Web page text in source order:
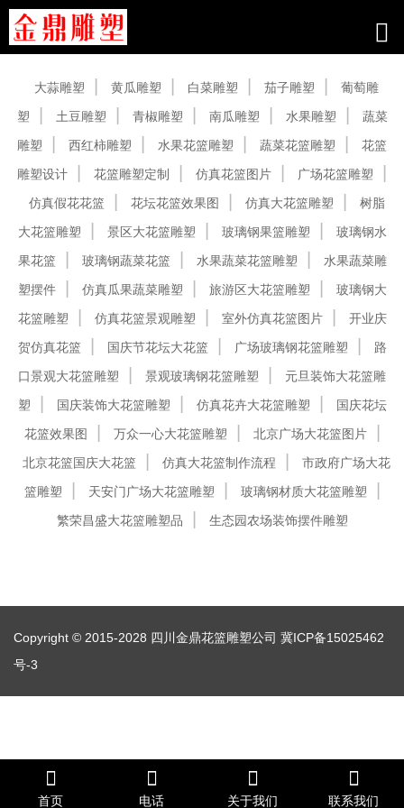
大蒜雕塑 黄瓜雕塑 白菜雕塑 茄子雕塑
葡萄雕
塑
土豆雕塑 青椒雕塑 南瓜雕塑 水果雕塑
蔬菜
雕塑
西红柿雕塑 水果花篮雕塑 蔬菜花篮雕塑
花篮
雕塑设计
花篮雕塑定制 仿真花篮图片
广场花篮雕塑
仿真假花花篮
花坛花篮效果图 仿真大花篮雕塑
树脂
大花篮雕塑
景区大花篮雕塑 玻璃钢果篮雕塑
玻璃钢水
果花篮
玻璃钢蔬菜花篮 水果蔬菜花篮雕塑
水果蔬菜雕
塑摆件
仿真瓜果蔬菜雕塑 旅游区大花篮雕塑
玻璃钢大
花篮雕塑
仿真花篮景观雕塑 室外仿真花篮图片
开业庆
贺仿真花篮
国庆节花坛大花篮 广场玻璃钢花篮雕塑
路
口景观大花篮雕塑
景观玻璃钢花篮雕塑
元旦装饰大花篮雕
塑
国庆装饰大花篮雕塑 仿真花卉大花篮雕塑
国庆花坛
花篮效果图
万众一心大花篮雕塑
北京广场大花篮图片
北京花篮国庆大花篮
仿真大花篮制作流程
市政府广场大花
篮雕塑
天安门广场大花篮雕塑
玻璃钢材质大花篮雕塑
繁荣昌盛大花篮雕塑品
生态园农场装饰摆件雕塑
Copyright © 2015-2028 四川金鼎花篮雕塑公司 冀ICP备15025462
号-3
首页 电话 关于我们 联系我们